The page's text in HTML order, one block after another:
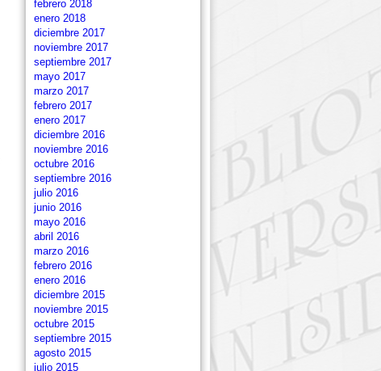
febrero 2018
enero 2018
diciembre 2017
noviembre 2017
septiembre 2017
mayo 2017
marzo 2017
febrero 2017
enero 2017
diciembre 2016
noviembre 2016
octubre 2016
septiembre 2016
julio 2016
junio 2016
mayo 2016
abril 2016
marzo 2016
febrero 2016
enero 2016
diciembre 2015
noviembre 2015
octubre 2015
septiembre 2015
agosto 2015
julio 2015